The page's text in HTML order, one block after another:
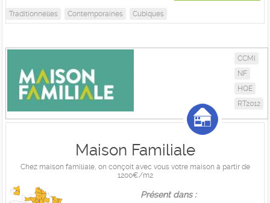
Traditionnelles Contemporaines Cubiques
CCMI
NF
HQE
RT2012
Maison Familiale
Chez maison familiale, on conçoit avec vous votre maison à partir de
1200€/m2
Présent dans :